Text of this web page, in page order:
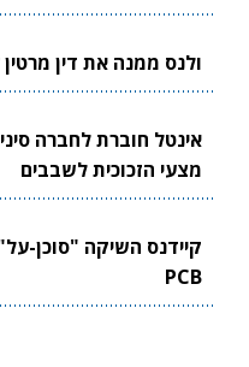
ולנס ממנה את דין
אינטל חוברת לחברה
מצעי הזכוכית לשבבים
קיידנס השיקה "סוכן-
PCB